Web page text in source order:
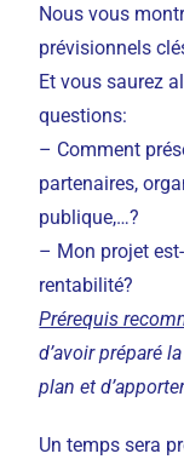
Nous vous
prévisionnels
Et vous saurez
questions:
– Comment
partenaires,
publique,…?
– Mon projet
rentabilité?
Prérequis
d’avoir préparé
plan et
Un temps sera